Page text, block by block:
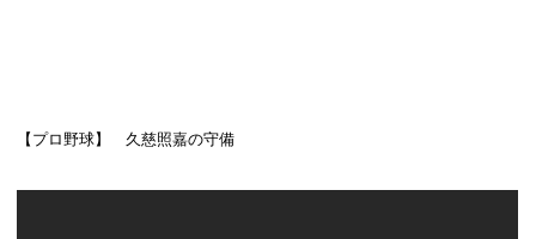
【プロ野球】 久慈照嘉の守備